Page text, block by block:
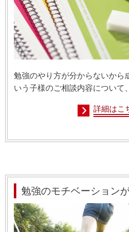
勉強のやり方が分からないから
いう子様のご相談内容について
詳細はこ
勉強のモチベーション